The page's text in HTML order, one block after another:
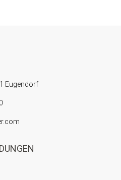
Eugendorf